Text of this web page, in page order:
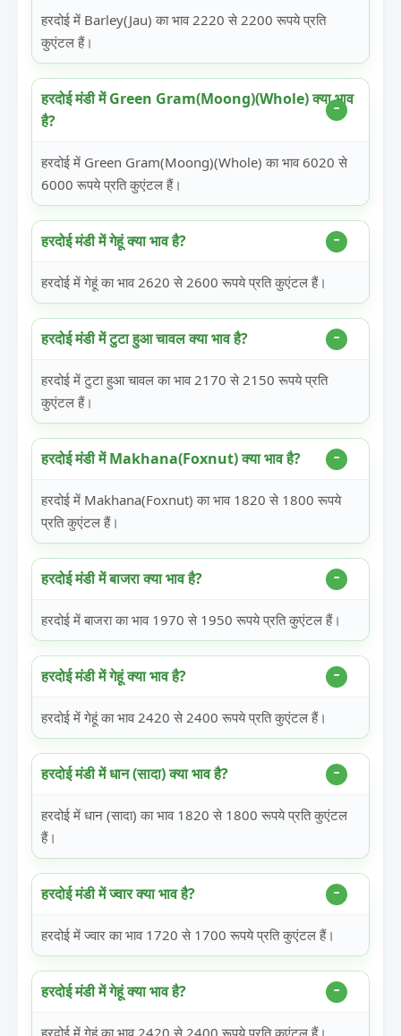
हरदोई में Barley(Jau) का भाव 2220 से 2200 रूपये प्रति
कुएंटल हैं।
हरदोई मंडी में Green Gram(Moong)(Whole) क्या भाव
है?
हरदोई में Green Gram(Moong)(Whole) का भाव 6020 से
6000 रूपये प्रति कुएंटल हैं।
हरदोई मंडी में गेहूं क्या भाव है?
हरदोई में गेहूं का भाव 2620 से 2600 रूपये प्रति कुएंटल हैं।
हरदोई मंडी में टुटा हुआ चावल क्या भाव है?
हरदोई में टुटा हुआ चावल का भाव 2170 से 2150 रूपये प्रति
कुएंटल हैं।
हरदोई मंडी में Makhana(Foxnut) क्या भाव है?
हरदोई में Makhana(Foxnut) का भाव 1820 से 1800 रूपये
प्रति कुएंटल हैं।
हरदोई मंडी में बाजरा क्या भाव है?
हरदोई में बाजरा का भाव 1970 से 1950 रूपये प्रति कुएंटल हैं।
हरदोई मंडी में गेहूं क्या भाव है?
हरदोई में गेहूं का भाव 2420 से 2400 रूपये प्रति कुएंटल हैं।
हरदोई मंडी में धान (सादा) क्या भाव है?
हरदोई में धान (सादा) का भाव 1820 से 1800 रूपये प्रति कुएंटल
हैं।
हरदोई मंडी में ज्वार क्या भाव है?
हरदोई में ज्वार का भाव 1720 से 1700 रूपये प्रति कुएंटल हैं।
हरदोई मंडी में गेहूं क्या भाव है?
हरदोई में गेहूं का भाव 2420 से 2400 रूपये प्रति कुएंटल हैं।